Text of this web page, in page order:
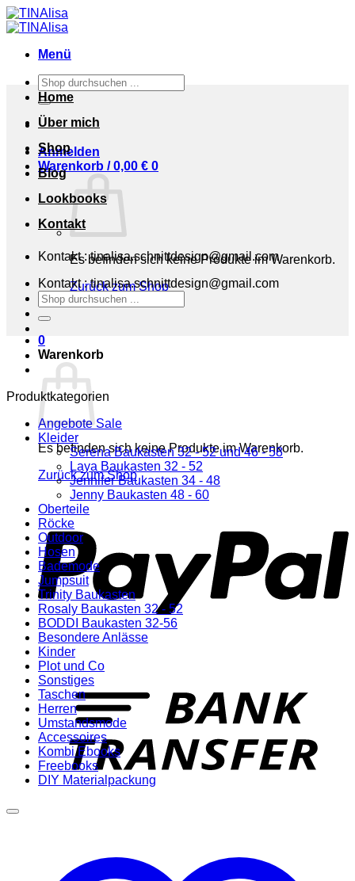
Zum
Inhalt
Menü
Suchen
nach:
Anmelden
Warenkorb /0,00 € 0
Es befinden sich keine Produkte im Warenkorb.
Zurück zum Shop
0
Warenkorb
Es befinden sich keine Produkte im Warenkorb.
Zurück zum Shop
Home
Über mich
Shop
Blog
Lookbooks
Kontakt
Kontakt : tinalisa.schnittdesign@gmail.com
Kontakt : tinalisa.schnittdesign@gmail.com
Suchen
nach:
Produktkategorien
Angebote Sale
Kleider
Serena Baukasten 32 - 52 und 46 - 58
Laya Baukasten 32 - 52
Jennifer Baukasten 34 - 48
Jenny Baukasten 48 - 60
Oberteile
Röcke
Outdoor
Hosen
Bademode
Jumpsuit
Trinity Baukasten
Rosaly Baukasten 32 - 52
BODDI Baukasten 32-56
Besondere Anlässe
Kinder
Plot und Co
Sonstiges
Taschen
Herren
Umstandsmode
Accessoires
Kombi Ebooks
Freebooks
DIY Materialpackung